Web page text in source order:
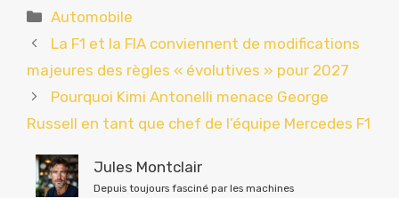
Catégories
Automobile
La F1 et la FIA conviennent de modifications
majeures des règles « évolutives » pour 2027
Pourquoi Kimi Antonelli menace George
Russell en tant que chef de l’équipe Mercedes F1
Jules Montclair
Depuis toujours fasciné par les machines